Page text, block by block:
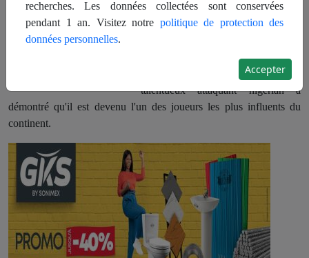
captiver le monde du football avec
ses performances éblouissantes.
d'Afrique des Nations (CAN) et une
finale de Ligue Europa à son actif, le
talentueux attaquant nigérian a
démontré qu'il est devenu l'un des joueurs les plus influents du
continent.
recherches. Les données collectées sont conservées
pendant 1 an. Visitez notre politique de protection des
données personnelles.
Accepter